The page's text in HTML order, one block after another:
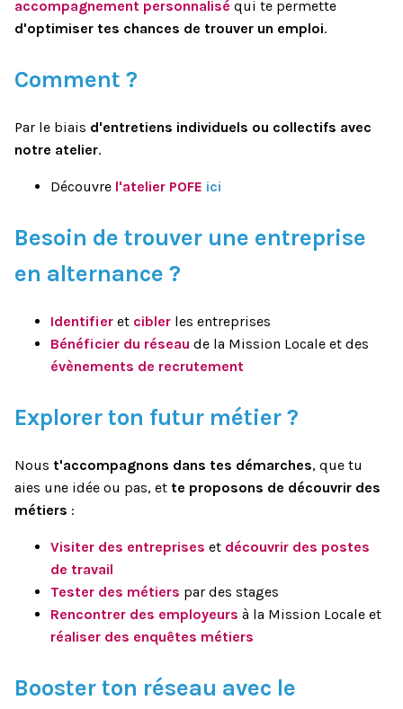
accompagnement personnalisé qui te permette
d'optimiser tes chances de trouver un emploi.
Comment ?
Par le biais d'entretiens individuels ou collectifs avec
notre atelier.
Découvre l'atelier POFE ici
Besoin de trouver une entreprise
en alternance ?
Identifier et cibler les entreprises
Bénéficier du réseau de la Mission Locale et des
évènements de recrutement
Explorer ton futur métier ?
Nous t'accompagnons dans tes démarches, que tu
aies une idée ou pas, et te proposons de découvrir des
métiers :
Visiter des entreprises et découvrir des postes
de travail
Tester des métiers par des stages
Rencontrer des employeurs à la Mission Locale et
réaliser des enquêtes métiers
Booster ton réseau avec le